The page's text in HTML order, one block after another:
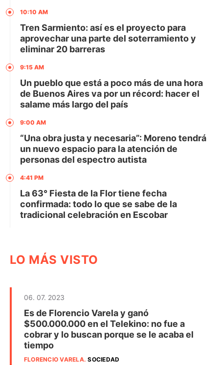
10:10 AM
Tren Sarmiento: así es el proyecto para
aprovechar una parte del soterramiento y
eliminar 20 barreras
9:15 AM
Un pueblo que está a poco más de una hora
de Buenos Aires va por un récord: hacer el
salame más largo del país
9:00 AM
“Una obra justa y necesaria”: Moreno tendrá
un nuevo espacio para la atención de
personas del espectro autista
4:41 PM
La 63° Fiesta de la Flor tiene fecha
confirmada: todo lo que se sabe de la
tradicional celebración en Escobar
LO MÁS VISTO
06. 07. 2023
Es de Florencio Varela y ganó
$500.000.000 en el Telekino: no fue a
cobrar y lo buscan porque se le acaba el
tiempo
FLORENCIO VARELA.SOCIEDAD